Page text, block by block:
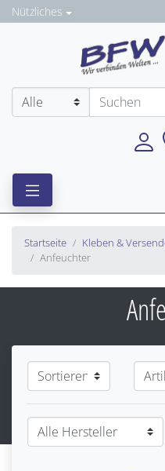
Nützliches
Startseite Kleben &
Anfeuchter